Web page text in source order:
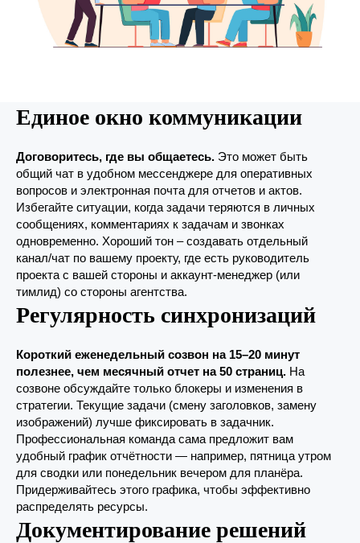
Единое окно коммуникации
Договоритесь, где вы общаетесь. Это может быть
общий чат в удобном мессенджере для оперативных
вопросов и электронная почта для отчетов и актов.
Избегайте ситуации, когда задачи теряются в личных
сообщениях, комментариях к задачам и звонках
одновременно. Хороший тон – создавать отдельный
канал/чат по вашему проекту, где есть руководитель
проекта с вашей стороны и аккаунт-менеджер (или
тимлид) со стороны агентства.
Регулярность синхронизаций
Короткий еженедельный созвон на 15–20 минут
полезнее, чем месячный отчет на 50 страниц. На
созвоне обсуждайте только блокеры и изменения в
стратегии. Текущие задачи (смену заголовков, замену
изображений) лучше фиксировать в задачник.
Профессиональная команда сама предложит вам
удобный график отчётности — например, пятница утром
для сводки или понедельник вечером для планёра.
Придерживайтесь этого графика, чтобы эффективно
распределять ресурсы.
Документирование решений